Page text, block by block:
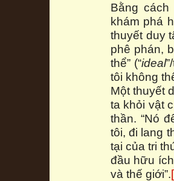
Bằng
khám phá
thuyết duy
phê phán,
thể” (“ideal
tôi không
Một thuyết
ta khỏi vật
thần. “Nó
tôi, đi lang
tại của tri
đầu hữu
và thế giới”.